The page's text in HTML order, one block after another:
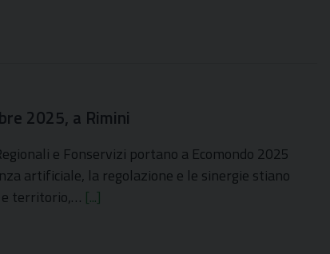
2025, a Rimini
e Fonservizi portano a Ecomondo 2025
artificiale, la regolazione e le sinergie stiano
e territorio,… [...]